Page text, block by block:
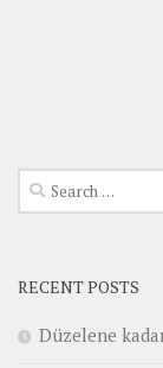
Search
for:
RECENT POSTS
Düzelene